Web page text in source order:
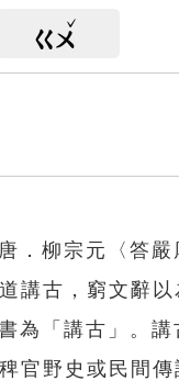
ㄍㄨ
．柳宗元〈答嚴
講古，窮文辭以
為「講古」。講
官野史或民間傳